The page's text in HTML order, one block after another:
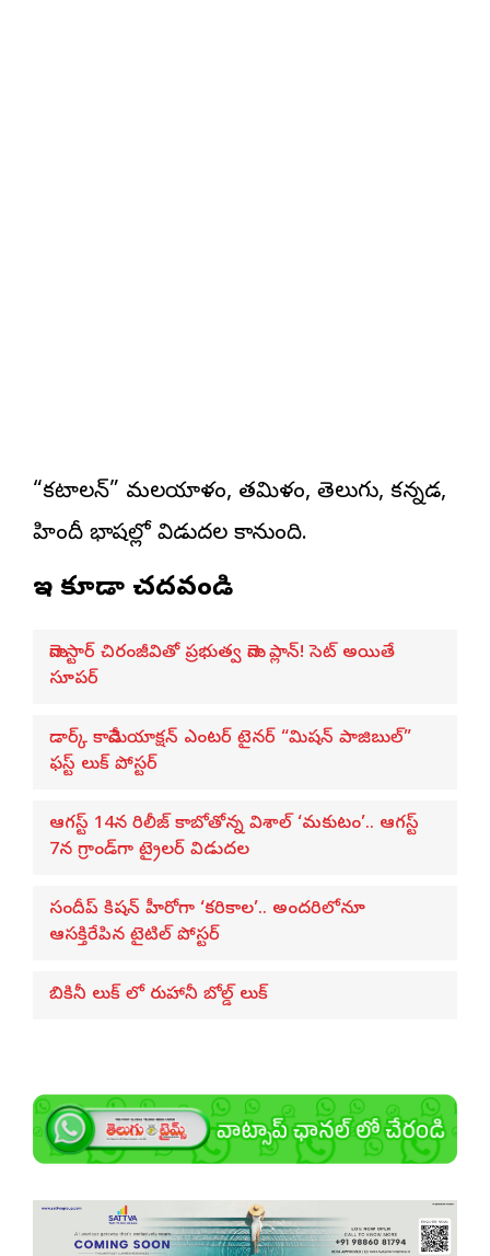
“కటాలన్” మలయాళం, తమిళం, తెలుగు, కన్నడ,
హిందీ భాషల్లో విడుదల కానుంది.
ఇవి కూడా చదవండి
మెగాస్టార్ చిరంజీవితో ప్రభుత్వ మెగా ప్లాన్! సెట్ అయితే
సూపర్
డార్క్ కామెడీ యాక్షన్ ఎంటర్ టైనర్ “మిషన్ పాజిబుల్”
ఫస్ట్ లుక్ పోస్టర్
ఆగస్ట్ 14న రిలీజ్ కాబోతోన్న విశాల్ ‘మకుటం’.. ఆగస్ట్
7న గ్రాండ్‌గా ట్రైలర్ విడుదల
సందీప్ కిషన్ హీరోగా ‘కరికాల’.. అందరిలోనూ
ఆసక్తిరేపిన టైటిల్ పోస్టర్
బికినీ లుక్ లో రుహానీ బోల్డ్ లుక్